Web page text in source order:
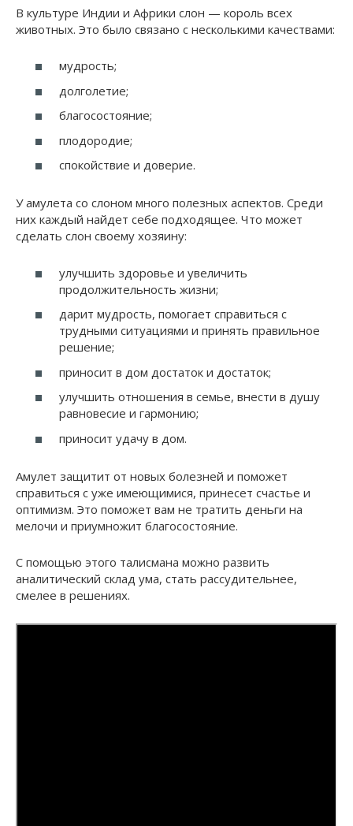
В культуре Индии и Африки слон — король всех
животных. Это было связано с несколькими качествами:
мудрость;
долголетие;
благосостояние;
плодородие;
спокойствие и доверие.
У амулета со слоном много полезных аспектов. Среди
них каждый найдет себе подходящее. Что может
сделать слон своему хозяину:
улучшить здоровье и увеличить
продолжительность жизни;
дарит мудрость, помогает справиться с
трудными ситуациями и принять правильное
решение;
приносит в дом достаток и достаток;
улучшить отношения в семье, внести в душу
равновесие и гармонию;
приносит удачу в дом.
Амулет защитит от новых болезней и поможет
справиться с уже имеющимися, принесет счастье и
оптимизм. Это поможет вам не тратить деньги на
мелочи и приумножит благосостояние.
С помощью этого талисмана можно развить
аналитический склад ума, стать рассудительнее,
смелее в решениях.